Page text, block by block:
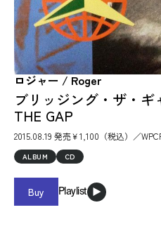
ロジャー / Roger
ブリッジング・ザ・ギ
THE GAP
2015.08.19 発売￥1,100（税込）／
ALBUM CD
Buy Playlist